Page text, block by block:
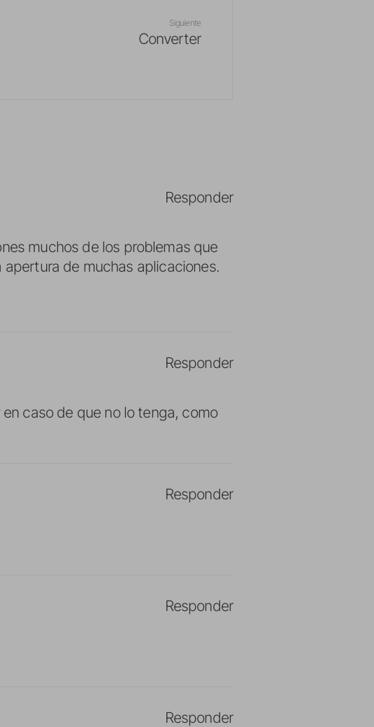
Siguiente
Converter
muchos de los problemas que
de muchas aplicaciones.
Responder
caso de que no lo tenga, como
Responder
Responder
Responder
Responder